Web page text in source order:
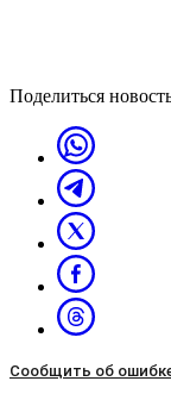
Поделиться
Сообщить об